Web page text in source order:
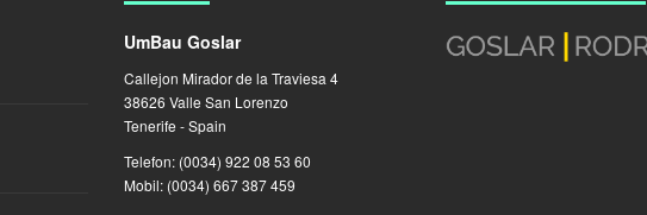
UmBau Goslar
Callejon Mirador de la Traviesa 4
38626 Valle San Lorenzo
Tenerife - Spain
Telefon: (0034) 922 08 53 60
Mobil: (0034) 667 387 459